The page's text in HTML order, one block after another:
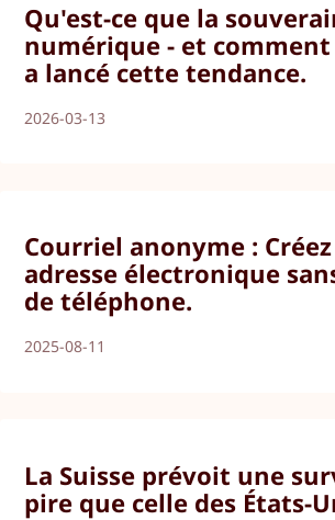
Qu'est-ce que la
numérique - et
a lancé cette tendance.
2026-03-13
Courriel anonyme :
adresse électronique
de téléphone.
2025-08-11
La Suisse prévoit une
pire que celle des États-